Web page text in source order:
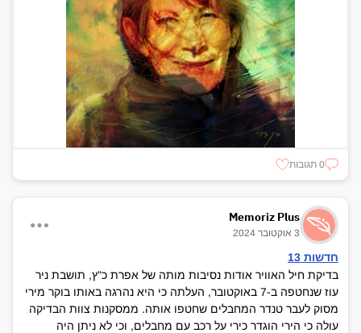
0 תגובות
Memoriz Plus
3 אוקטובר 2024
חדשות 13
בדיקת חיל האוויר אודות נסיבות מותה של אפרת כ"ץ, תושבת ניר
עוז שנחטפה ב-7 באוקטובר, העלתה כי היא נהרגה באותו בוקר מירי
מסוק לעבר טנדר המחבלים שחטפו אותה. ממסקנות צוות הבדיקה
עולה כי הירי הוגדר כירי על רכב עם מחבלים, וכי לא ניתן היה